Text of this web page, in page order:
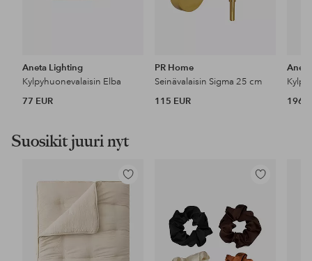
Aneta Lighting
Kylpyhuonevalaisin Elba
77 EUR
PR Home
Seinävalaisin Sigma 25 cm
115 EUR
196
Suosikit juuri nyt
Lisää
Lisää